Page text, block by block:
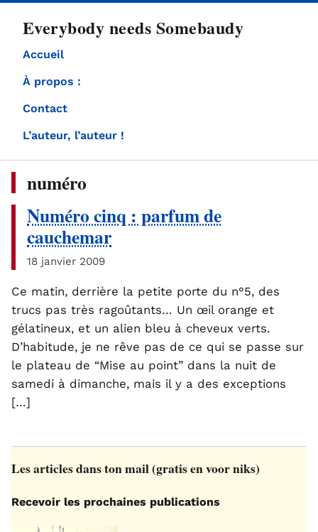
Everybody needs Somebaudy
Accueil
À propos :
Contact
L’auteur, l’auteur !
numéro
Numéro cinq : parfum de
cauchemar
18 janvier 2009
Ce matin, derrière la petite porte du n°5, des
trucs pas très ragoûtants… Un œil orange et
gélatineux, et un alien bleu à cheveux verts.
D’habitude, je ne rêve pas de ce qui se passe sur
le plateau de “Mise au point” dans la nuit de
samedi à dimanche, mais il y a des exceptions
[…]
Les articles dans ton mail (gratis en voor niks)
Recevoir les prochaines publications